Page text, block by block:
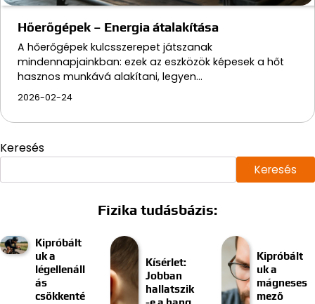
Hőerőgépek – Energia átalakítása
A hőerőgépek kulcsszerepet játszanak
mindennapjainkban: ezek az eszközök képesek a hőt
hasznos munkává alakítani, legyen…
2026-02-24
Keresés
Keresés
Fizika tudásbázis:
Kipróbált
uk a
légellenáll
ás
csökkenté
Kísérlet:
Jobban
hallatszik
Kipróbált
uk a
mágneses
mező